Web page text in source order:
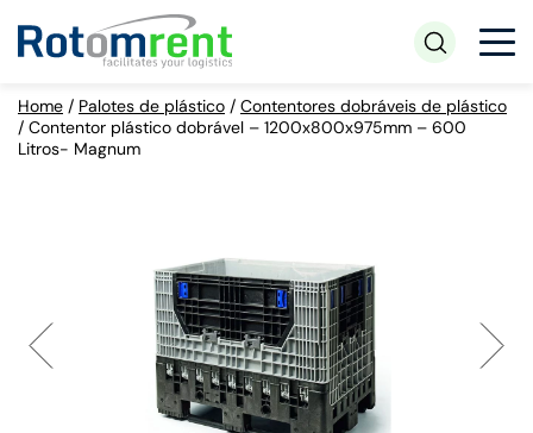
Home / Palotes de plástico / Contentores dobráveis de plástico
/ Contentor plástico dobrável – 1200x800x975mm – 600
Litros- Magnum